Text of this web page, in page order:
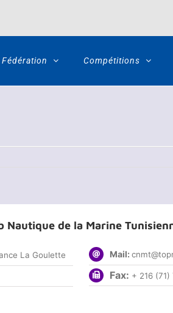
Fédération Compétitions
Nautique de la Marine
La Goulette Mail:
Fax: + 216